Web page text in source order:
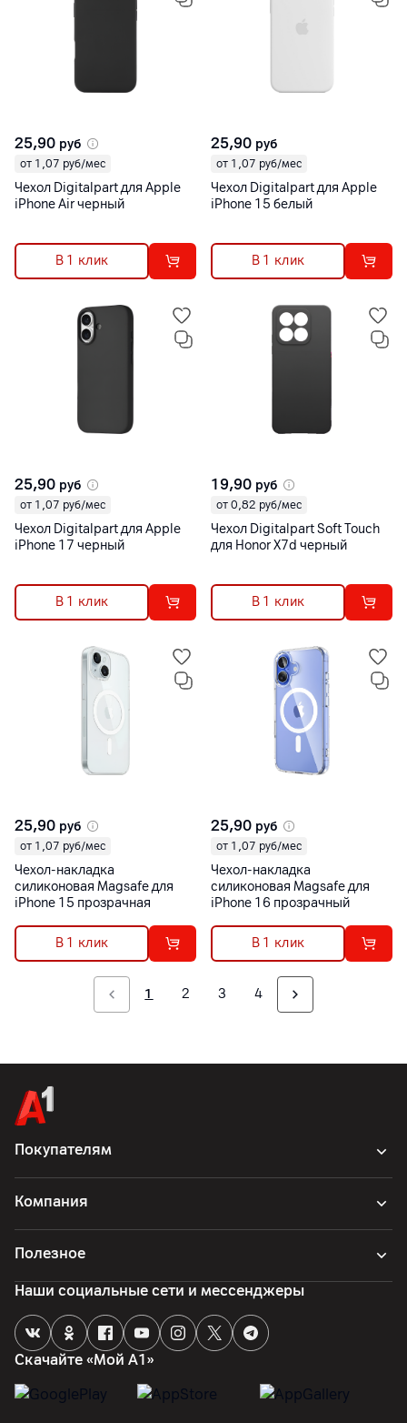
25,90 руб
от 1,07 руб/мес
Чехол Digitalpart для Apple
iPhone Air черный
В 1 клик
25,90 руб
от 1,07 руб/мес
Чехол Digitalpart для Apple
iPhone 15 белый
В 1 клик
25,90 руб
от 1,07 руб/мес
Чехол Digitalpart для Apple
iPhone 17 черный
В 1 клик
19,90 руб
от 0,82 руб/мес
Чехол Digitalpart Soft Touch
для Honor X7d черный
В 1 клик
25,90 руб
от 1,07 руб/мес
Чехол-накладка
силиконовая Magsafe для
iPhone 15 прозрачная
В 1 клик
25,90 руб
от 1,07 руб/мес
Чехол-накладка
силиконовая Magsafe для
iPhone 16 прозрачный
В 1 клик
1 2 3 4
Покупателям
Компания
Полезное
Скачайте «Мой А1»
Наши социальные сети и мессенджеры